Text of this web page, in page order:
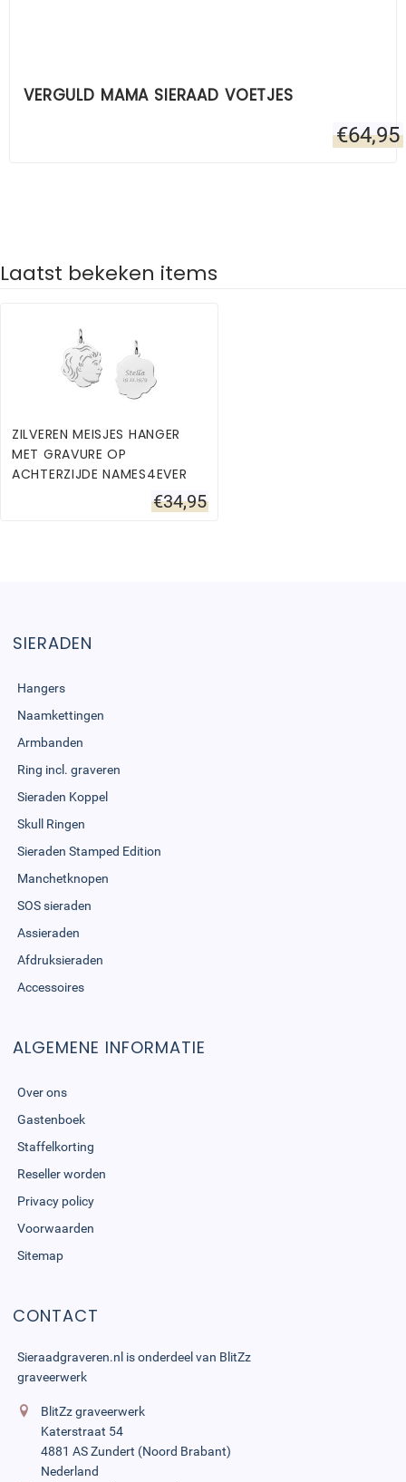
VERGULD MAMA SIERAAD VOETJES
€64,95
Laatst bekeken items
ZILVEREN MEISJES HANGER
MET GRAVURE OP
ACHTERZIJDE NAMES4EVER
€34,95
SIERADEN
Hangers
Naamkettingen
Armbanden
Ring incl. graveren
Sieraden Koppel
Skull Ringen
Sieraden Stamped Edition
Manchetknopen
SOS sieraden
Assieraden
Afdruksieraden
Accessoires
ALGEMENE INFORMATIE
Over ons
Gastenboek
Staffelkorting
Reseller worden
Privacy policy
Voorwaarden
Sitemap
CONTACT
Sieraadgraveren.nl is onderdeel van BlitZz
graveerwerk
BlitZz graveerwerk
Katerstraat 54
4881 AS Zundert (Noord Brabant)
Nederland